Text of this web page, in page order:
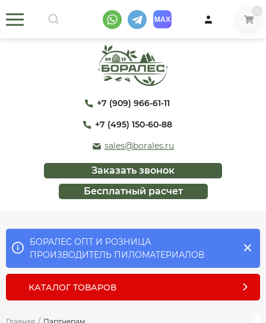
+7 (909) 966-61-11
+7 (495) 150-60-88
sales@borales.ru
Заказать звонок
Бесплатный расчет
БОРАЛЕС ОПТ И РОЗНИЦА
ПРОИЗВОДИТЕЛЬ ПИЛОМАТЕРИАЛОВ
КАТАЛОГ ТОВАРОВ